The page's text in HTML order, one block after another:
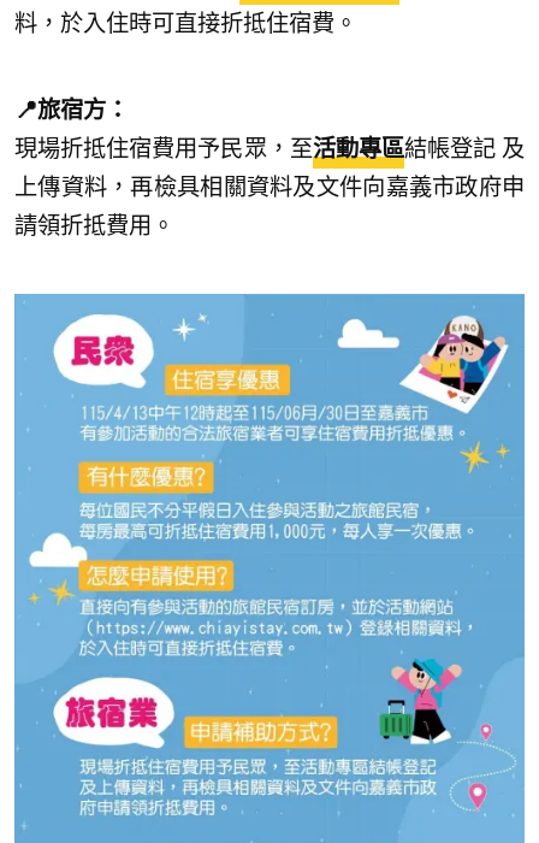
料，於入住時可直接折抵住宿費。
📍旅宿方：
現場折抵住宿費用予民眾，至活動專區結帳登記 及
上傳資料，再檢具相關資料及文件向嘉義市政府申
請領折抵費用。